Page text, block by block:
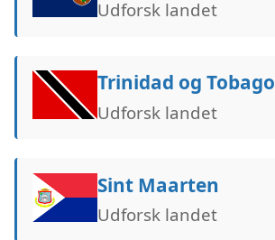
Udforsk landet
Trinidad og Tobago
Udforsk landet
Sint Maarten
Udforsk landet